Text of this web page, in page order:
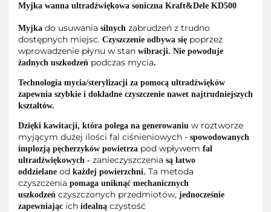
Myjka wanna ultradźwiękowa soniczna Kraft&Dele KD500
Myjka do usuwania silnych zabrudzeń z trudno
dostępnych miejsc. Czyszczenie odbywa się poprzez
wprowadzenie płynu w stan wibracji. Nie powoduje
żadnych uszkodzeń podczas mycia.
Technologia mycia/sterylizacji za pomocą ultradźwięków
zapewnia szybkie i dokładne czyszczenie nawet najtrudniejszych
kształtów.
Dzięki kawitacji, która polega na generowaniu w roztworze
myjącym dużej ilości fal ciśnieniowych - spowodowanych
implozją pęcherzyków powietrza pod wpływem fal
ultradźwiękowych - zanieczyszczenia są łatwo
oddzielane od każdej powierzchni. Ta metoda
czyszczenia pomaga uniknąć mechanicznych
uszkodzeń czyszczonych przedmiotów, jednocześnie
zapewniając ich idealną czystość